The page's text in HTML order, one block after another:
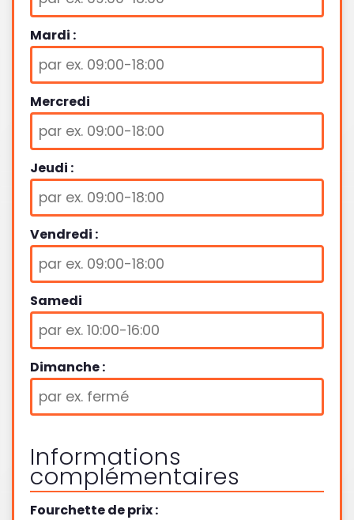
Mardi :
Mercredi
Jeudi :
Vendredi :
Samedi
Dimanche :
Informations
complémentaires
Fourchette de prix :